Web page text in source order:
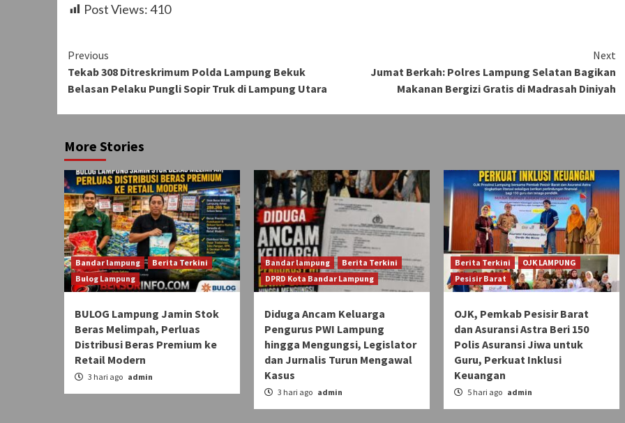
Post Views:410
Continue
Reading
Previous
Tekab 308 Ditreskrimum Polda Lampung Bekuk
Belasan Pelaku Pungli Sopir Truk di Lampung Utara
Next
Jumat Berkah: Polres Lampung Selatan Bagikan
Makanan Bergizi Gratis di Madrasah Diniyah
More Stories
Bandar lampung
Berita Terkini
Bulog Lampung
BULOG Lampung Jamin Stok
Beras Melimpah, Perluas
Distribusi Beras Premium ke
Retail Modern
3 hari ago admin
Bandar lampung
Berita Terkini
DPRD Kota Bandar Lampung
Diduga Ancam Keluarga
Pengurus PWI Lampung
hingga Mengungsi, Legislator
dan Jurnalis Turun Mengawal
Kasus
3 hari ago admin
Berita Terkini
OJK LAMPUNG
Pesisir Barat
OJK, Pemkab Pesisir Barat
dan Asuransi Astra Beri 150
Polis Asuransi Jiwa untuk
Guru, Perkuat Inklusi
Keuangan
5 hari ago admin